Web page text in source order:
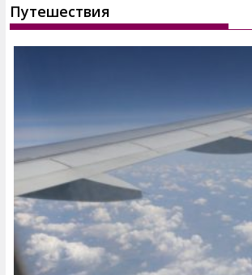
Путешествия